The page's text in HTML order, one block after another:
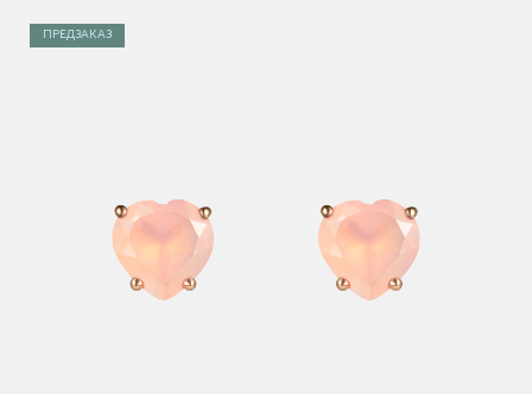
ПРЕДЗАКАЗ